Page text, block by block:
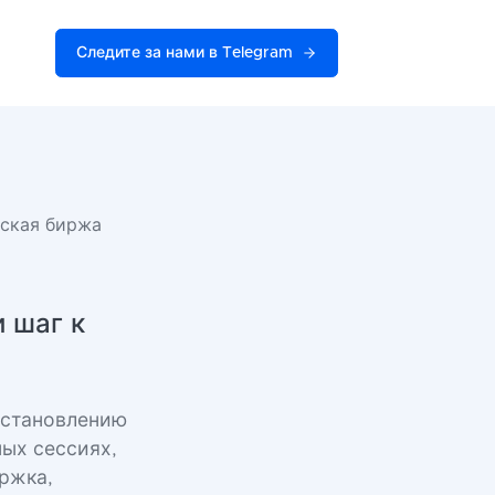
Следите за нами в Telegram
биржа
шаг к
сессиях,